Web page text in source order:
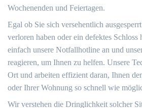
Wochenenden und Feiertagen.​
Egal ob Sie sich versehentlich
verloren haben oder ein defektes Schloss
einfach unsere Notfallhotline an und
reagieren, um Ihnen zu helfen.​ Unsere
Ort und arbeiten effizient daran, Ihnen
oder Ihrer Wohnung so schnell wie
Wir verstehen die Dringlichkeit solcher